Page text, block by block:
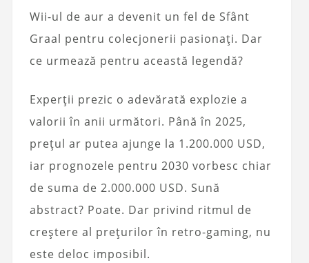
Wii-ul de aur a devenit un fel de Sfânt
Graal pentru colecjonerii pasionați. Dar
ce urmează pentru această legendă?
Experții prezic o adevărată explozie a
valorii în anii următori. Până în 2025,
prețul ar putea ajunge la 1.200.000 USD,
iar prognozele pentru 2030 vorbesc chiar
de suma de 2.000.000 USD. Sună
abstract? Poate. Dar privind ritmul de
creștere al prețurilor în retro-gaming, nu
este deloc imposibil.